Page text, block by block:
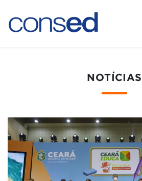
NOTÍCIAS